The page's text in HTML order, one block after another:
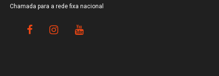
Chamada para a rede fixa nacional